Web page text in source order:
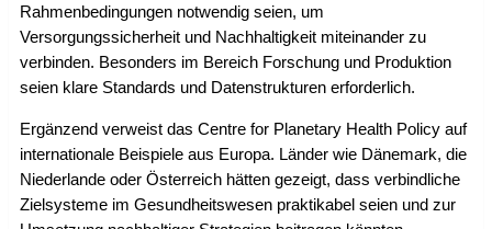
Rahmenbedingungen notwendig seien, um
Versorgungssicherheit und Nachhaltigkeit miteinander zu
verbinden. Besonders im Bereich Forschung und Produktion
seien klare Standards und Datenstrukturen erforderlich.
Ergänzend verweist das Centre for Planetary Health Policy auf
internationale Beispiele aus Europa. Länder wie Dänemark, die
Niederlande oder Österreich hätten gezeigt, dass verbindliche
Zielsysteme im Gesundheitswesen praktikabel seien und zur